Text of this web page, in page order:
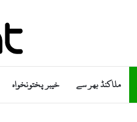
ملاکنڈ بھر سے خیبر پختونخواہ